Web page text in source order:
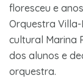
floresceu e
Orquestra
cultural Marina
dos alunos e
orquestra.